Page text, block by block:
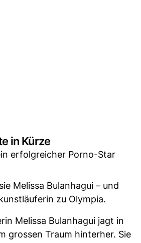
in Kürze
erfolgreicher Porno-Star
Melissa Bulanhagui – und
zu Olympia.
Melissa Bulanhagui jagt in
grossen Traum hinterher. Sie